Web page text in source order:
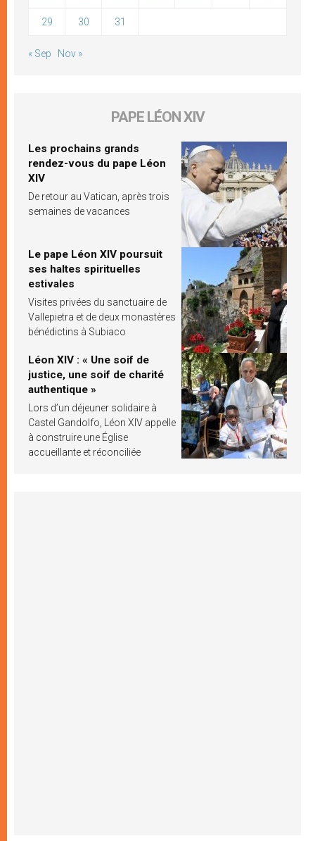
29 30 31
« Sep Nov »
PAPE LÉON XIV
Les prochains grands
rendez-vous du pape Léon
XIV
De retour au Vatican, après trois
semaines de vacances
Le pape Léon XIV poursuit
ses haltes spirituelles
estivales
Visites privées du sanctuaire de
Vallepietra et de deux monastères
bénédictins à Subiaco
Léon XIV : « Une soif de
justice, une soif de charité
authentique »
Lors d’un déjeuner solidaire à
Castel Gandolfo, Léon XIV appelle
à construire une Église
accueillante et réconciliée